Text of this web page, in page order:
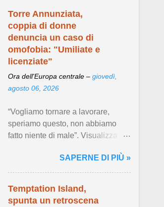
Torre Annunziata,
coppia di donne
denuncia un caso di
omofobia: "Umiliate e
licenziate"
Ora dell'Europa centrale – giovedì,
agosto 06, 2026
“Vogliamo tornare a lavorare,
speriamo questo, non abbiamo
fatto niente di male”. Visualizza
SAPERNE DI PIÙ »
Temptation Island,
spunta un retroscena